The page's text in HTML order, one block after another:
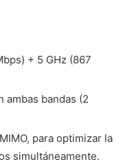
+ 5 GHz (867
ambas bandas (2
para optimizar la
simultáneamente.